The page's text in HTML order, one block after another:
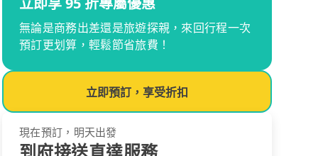
無論是商務出差還是旅遊探親，來回行程一次
預訂更划算，輕鬆節省旅費！
立即預訂，享受折扣
現在預訂，明天出發
到府接送直達服務